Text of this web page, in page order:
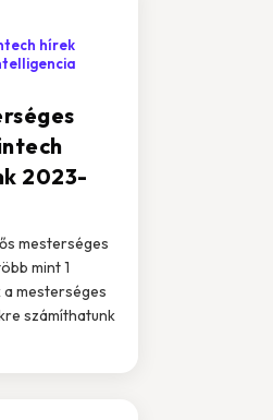
2023-
hírek
mesterséges
mint 1
mesterséges
számíthatunk